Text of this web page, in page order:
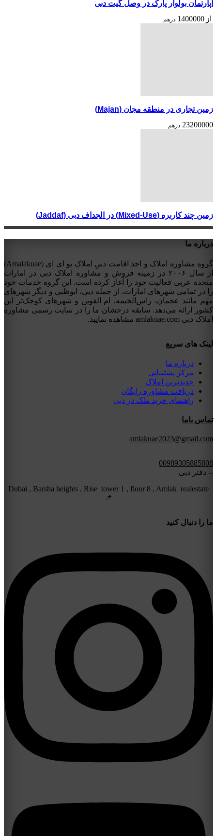
آپارتمان بولوار پارک در وصل گیت دبی
از 1400000 درهم
زمین تجاری در منطقه مجان (Majan)
23200000 درهم
زمین چند کاربره (Mixed-Use) در الجداف دبی (Jaddaf)
درباره ما
گروه مشاوره املاک و اخذ اقامت دبیِ املاک یو ای ای (Amalakuae)
از سال ۲۰۰۶ در زمینه فروش و مشاوره املاک دبی در امارات
متحده عربی فعالیت خود را آغاز کرده است. این گروه خدمات خود
را در تمامی شهرهای امارات، از جمله دبی، ابوظبی و دیگر شهرهای
مهم مانند عجمان، راس‌الخیمه، ام القوین و شهرهای کوچک‌تر این
کشور ارائه می‌دهد. سابقه درخشان ما را در سایت رسمی مشاوره
املاک دبی amlakuae.com مشاهده نمایید.
لینک های سریع
درباره ما
مرکز پشتیبانی
جدیدترین املاک
دریافت مشاوره رایگان
راهنمای خرید ملک در دبی
تماس باما
amlakuae2023@gmail.com
00989305885808
-- دفتر دبی
Dubai , Barsha heights , Rise tower 1 , floor 8 , Amlak realestate
📌
ما را دنبال کنید